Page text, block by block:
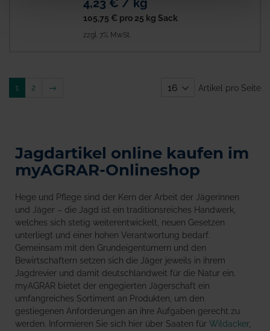
4,23 € / kg
105,75 € pro 25 kg Sack
zzgl. 7% MwSt.
1 2 Weiter
→ Artikel pro Seite
Jagdartikel online kaufen im
myAGRAR-Onlineshop
Hege und Pflege sind der Kern der Arbeit der Jägerinnen
und Jäger – die Jagd ist ein traditionsreiches Handwerk,
welches sich stetig weiterentwickelt, neuen Gesetzen
unterliegt und einer hohen Verantwortung bedarf.
Gemeinsam mit den Grundeigentümern und den
Bewirtschaftern setzen sich die Jäger jeweils in ihrem
Jagdrevier und damit deutschlandweit für die Natur ein.
myAGRAR bietet der engegierten Jägerschaft ein
umfangreiches Sortiment an Produkten, um den
gestiegenen Anforderungen an ihre Aufgaben gerecht zu
werden. Informieren Sie sich hier über Saaten für Wildacker,